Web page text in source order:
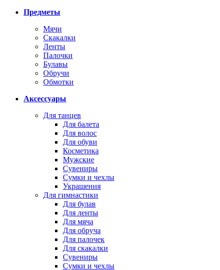
Предметы
Мячи
Скакалки
Ленты
Палочки
Булавы
Обручи
Обмотки
Аксессуары
Для танцев
Для балета
Для волос
Для обуви
Косметика
Мужские
Сувениры
Сумки и чехлы
Украшения
Для гимнастики
Для булав
Для ленты
Для мяча
Для обруча
Для палочек
Для скакалки
Сувениры
Сумки и чехлы